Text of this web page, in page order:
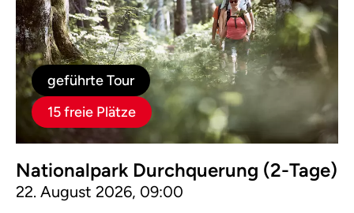
geführte Tour
15 freie Plätze
Nationalpark Durchquerung (2-Tage)
22. August 2026, 09:00